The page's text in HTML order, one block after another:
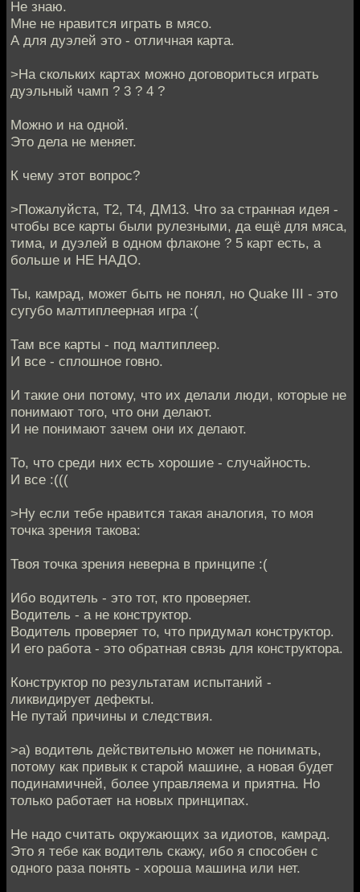
Не знаю.
Мне не нравится играть в мясо.
А для дуэлей это - отличная карта.
>На скольких картах можно договориться играть
дуэльный чамп ? 3 ? 4 ?
Можно и на одной.
Это дела не меняет.
К чему этот вопрос?
>Пожалуйста, Т2, Т4, ДМ13. Что за странная идея -
чтобы все карты были рулезными, да ещё для мяса,
тима, и дуэлей в одном флаконе ? 5 карт есть, а
больше и НЕ НАДО.
Ты, камрад, может быть не понял, но Quake III - это
сугубо малтиплеерная игра :(
Там все карты - под малтиплеер.
И все - сплошное говно.
И такие они потому, что их делали люди, которые не
понимают того, что они делают.
И не понимают зачем они их делают.
То, что среди них есть хорошие - случайность.
И все :(((
>Ну если тебе нравится такая аналогия, то моя
точка зрения такова:
Твоя точка зрения неверна в принципе :(
Ибо водитель - это тот, кто проверяет.
Водитель - а не конструктор.
Водитель проверяет то, что придумал конструктор.
И его работа - это обратная связь для конструктора.
Конструктор по результатам испытаний -
ликвидирует дефекты.
Не путай причины и следствия.
>а) водитель действительно может не понимать,
потому как привык к старой машине, а новая будет
подинамичней, более управляема и приятна. Но
только работает на новых принципах.
Не надо считать окружающих за идиотов, камрад.
Это я тебе как водитель скажу, ибо я способен с
одного раза понять - хороша машина или нет.